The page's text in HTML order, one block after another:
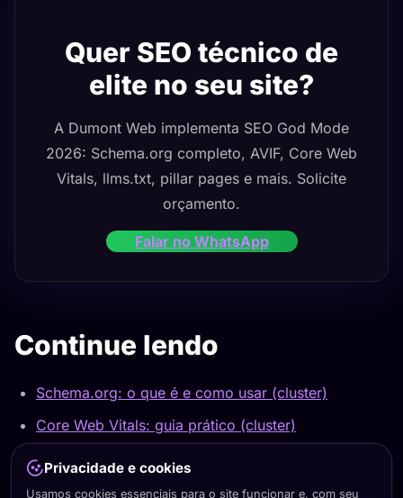
Quer SEO técnico de
elite no seu site?
A Dumont Web implementa SEO God Mode
2026: Schema.org completo, AVIF, Core Web
Vitals, llms.txt, pillar pages e mais. Solicite
orçamento.
Falar no WhatsApp
Continue lendo
Schema.org: o que é e como usar (cluster)
Core Web Vitals: guia prático (cluster)
AI Overviews: como aparecer (cluster)
Guia Completo: Criação de Sites
Privacidade e cookies
Usamos cookies essenciais para o site funcionar e, com seu